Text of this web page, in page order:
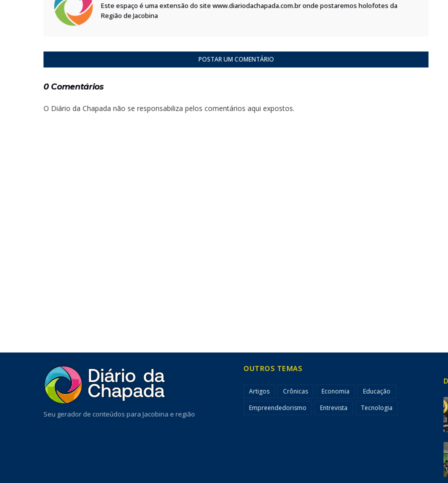
Este espaço é uma extensão do site www.diariodachapada.com.br onde postaremos holofotes da
Região de Jacobina
POSTAR UM COMENTÁRIO
0 Comentários
O Diário da Chapada não se responsabiliza pelos comentários aqui expostos.
Seu gerador de conteúdos para Jacobina e região
OUTROS TEMAS
Artigos Crônicas Economia
Educação
Empreendedorismo
Entrevista Tecnologia